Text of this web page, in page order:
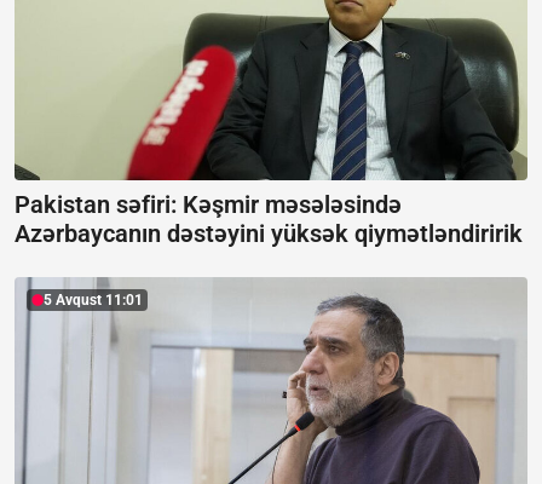
Pakistan səfiri: Kəşmir məsələsində
Azərbaycanın dəstəyini yüksək qiymətləndiririk
5 Avqust 11:01